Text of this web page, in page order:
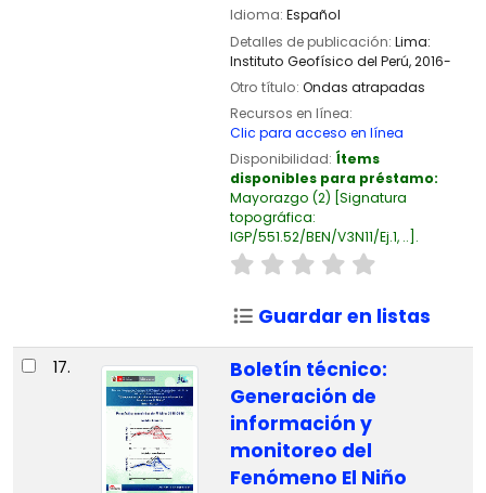
Idioma: Español
Detalles de publicación: Lima:
Instituto Geofísico del Perú,2016-
Otro título: Ondas atrapadas
Recursos en línea:
Clic para acceso en línea
Disponibilidad: Ítems
disponibles para préstamo:
Mayorazgo (2) Signatura
topográfica:
IGP/551.52/BEN/V3N11/Ej.1, .. .
Guardar en listas
17.
Boletín técnico:
Generación de
información y
monitoreo del
Fenómeno El Niño